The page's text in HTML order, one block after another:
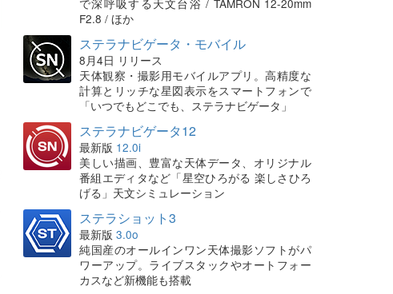
F2.8 / ほか
ステラナビゲータ・モバイル
8月4日 リリース
天体観察・撮影用モバイルアプリ。高精度な
計算とリッチな星図表示をスマートフォンで
「いつでもどこでも、ステラナビゲータ」
ステラナビゲータ12
最新版 12.0i
美しい描画、豊富な天体データ、オリジナル
番組エディタなど「星空ひろがる 楽しさひろ
げる」天文シミュレーション
ステラショット3
最新版 3.0o
純国産のオールインワン天体撮影ソフトがパ
ワーアップ。ライブスタックやオートフォー
カスなど新機能も搭載